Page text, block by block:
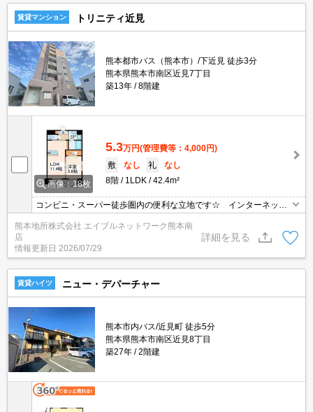
賃貸マンション トリニティ近見
熊本都市バス（熊本市）/下近見 徒歩3分
熊本県熊本市南区近見7丁目
築13年
8階建
画像：18枚
5.3万円(管理費等：4,000円)
敷
なし 礼
なし
8階
1LDK 42.4m²
コンビニ・スーパー徒歩圏内の便利な立地です☆ インターネット
無料で月々の費用がお得☆ 女性に人気のシステムカウンターキッ
チン♪ 角部屋で過ごしやすいお部屋♪ 西熊本駅・国道3号線へア
熊本地所株式会社 エイブルネットワーク熊本南
店
情報更新日 2026/07/29
詳細を見る
賃貸ハイツ ニュー・デパーチャー
熊本市内バス/近見町 徒歩5分
熊本県熊本市南区近見8丁目
築27年
2階建